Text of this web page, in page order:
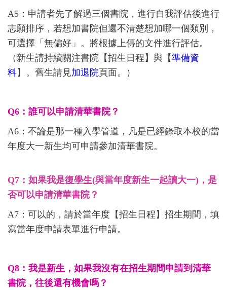
A5：申請者先了解過三個書院，進行自我評估後進行
志願排序，若想加書院但還不清楚想加哪一個類別，
可選擇「無偏好」。將根據上傳的文件進行評估。
（新生請持續關注書院【招生日程】與【準備資
料】 。舊生請見加退院頁面。）
Q6：誰可以申請清華書院？
A6：不論是那一種入學管道，凡是已經錄取本校的當
年度大一新生均可申請參加清華書院。
Q7：如果我是復學生(與當年度新生一起讀大一)，是
否可以申請清華書院？
A7：可以的，請於當年度【招生日程】招生期間，填
寫當年度申請表單進行申請。
Q8：我是新生 ，如果我沒有在招生期間申請到清華
書院，往後還有機會嗎？